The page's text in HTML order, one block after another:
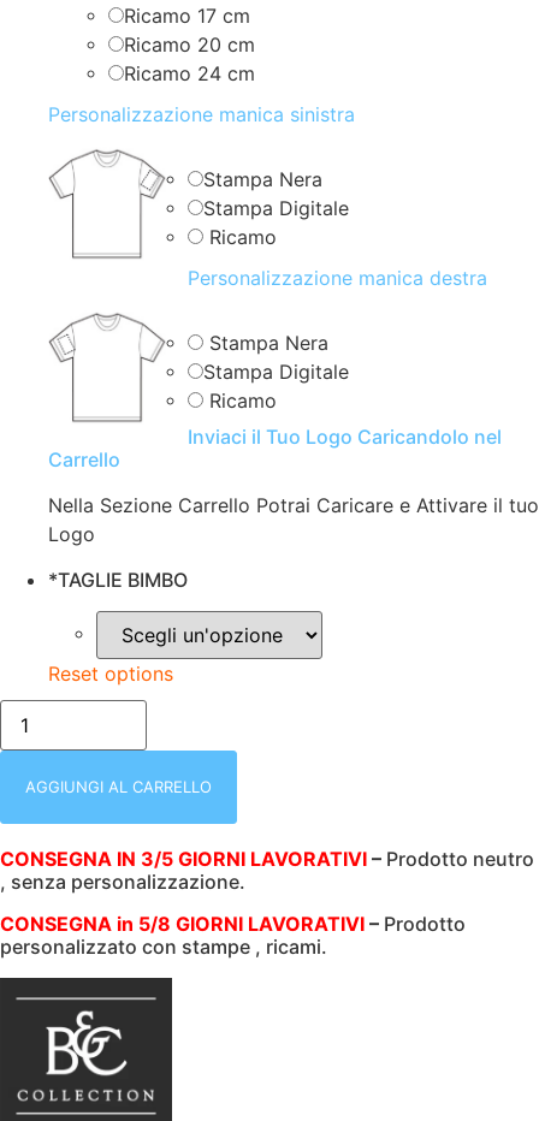
Ricamo 17 cm
Ricamo 20 cm
Ricamo 24 cm
Personalizzazione manica sinistra
Stampa Nera
Stampa Digitale
Ricamo
Personalizzazione manica destra
Stampa Nera
Stampa Digitale
Ricamo
Inviaci il Tuo Logo Caricandolo nel
Carrello
Nella Sezione Carrello Potrai Caricare e Attivare il tuo
Logo
*TAGLIE BIMBO
Reset options
T-
SHIRT
BAMBINO
MEZZA
|
|
100%
COTONE
|
145
gr/m2
|
EXACT
BCTK300
quantità
AGGIUNGI AL CARRELLO
CONSEGNA IN 3/5 GIORNI LAVORATIVI – Prodotto neutro
, senza personalizzazione.
CONSEGNA in 5/8 GIORNI LAVORATIVI – Prodotto
personalizzato con stampe , ricami.